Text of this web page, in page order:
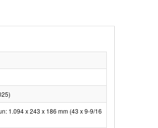
1.094 x 243 x 186 mm (43 x 9-9/16